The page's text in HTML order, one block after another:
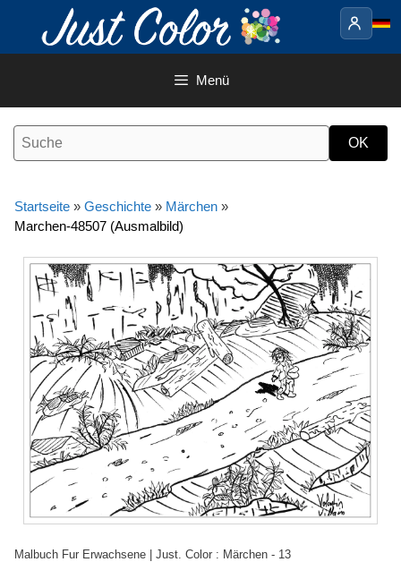
Inhalt
Menü
Startseite » Geschichte » Märchen »
Marchen-48507 (Ausmalbild)
Malbuch Fur Erwachsene | Just. Color : Märchen - 13